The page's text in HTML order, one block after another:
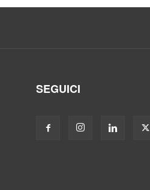
SEGUICI